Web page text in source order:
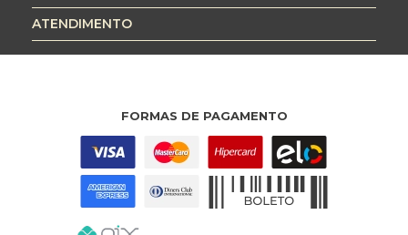
ATENDIMENTO
FORMAS DE PAGAMENTO